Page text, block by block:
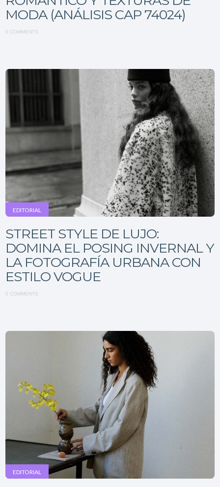
MODA (ANÁLISIS CAP 74024)
0 COMMENTS
EDITORIAL
STREET STYLE DE LUJO:
DOMINA EL POSING INVERNAL Y
LA FOTOGRAFÍA URBANA CON
ESTILO VOGUE
0 COMMENTS
EDITORIAL